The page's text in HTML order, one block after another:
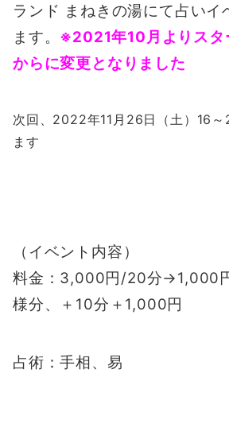
ランド まねきの湯にて占いイ
ます。 ※2021年10月よりスタ
からに変更となりました
次回、2022年11月26日（土）16
ます
（イベント内容）
料金：3,000円/20分→1,000
様分、＋10分＋1,000円
占術：手相、易